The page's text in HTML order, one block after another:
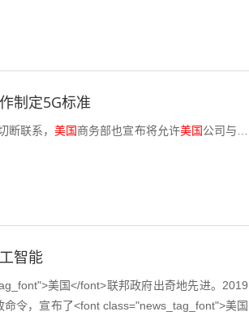
制定5G标准
断联系， 美国商务部也宣布将允许美国公司与华
智能
美国</font>联邦政府出奇地先进。2019
令，宣布了<font class="news_tag_font">美国